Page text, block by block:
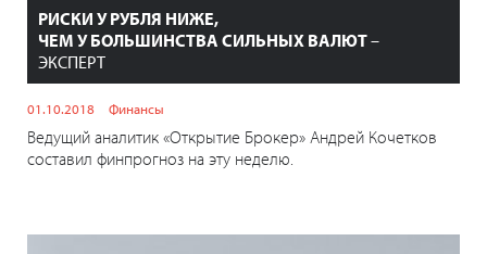
РИСКИ У РУБЛЯ НИЖЕ,
ЧЕМ У БОЛЬШИНСТВА СИЛЬНЫХ ВАЛЮТ–
ЭКСПЕРТ
01.10.2018 Финансы
Ведущий аналитик «Открытие Брокер» Андрей Кочетков
составил финпрогноз на эту неделю.